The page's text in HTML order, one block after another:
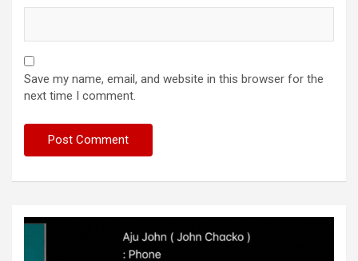
Save my name, email, and website in this browser for the
next time I comment.